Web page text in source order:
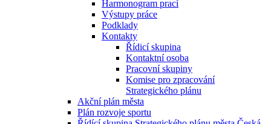
Harmonogram prací
Výstupy práce
Podklady
Kontakty
Řídicí skupina
Kontaktní osoba
Pracovní skupiny
Komise pro zpracování
Strategického plánu
Akční plán města
Plán rozvoje sportu